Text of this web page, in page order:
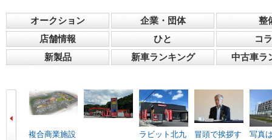
オークション 企業・団体
整
店舗情報
ひと
コ
新製品
新車ランキング 中古車ラ
複合商業施設
ラビット北九
冒頭で挨拶す
写真